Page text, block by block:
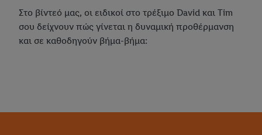
Στο βίντεό μας, οι ειδικοί στο τρέξιμο David και Tim
σου δείχνουν πώς γίνεται η δυναμική προθέρμανση
και σε καθοδηγούν βήμα-βήμα: